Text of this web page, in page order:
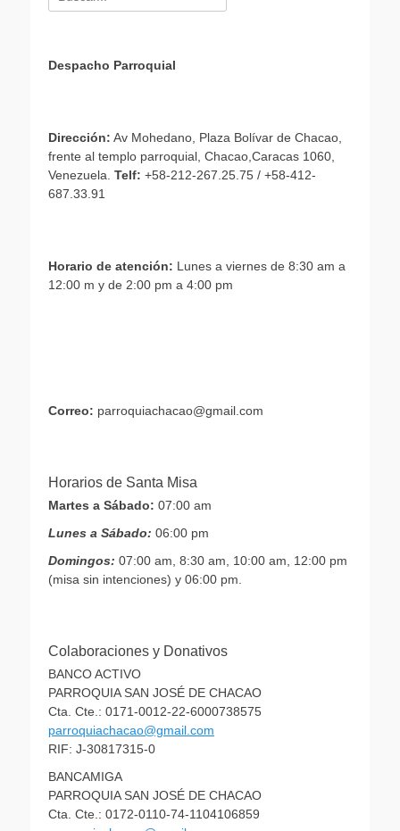
Despacho Parroquial
Dirección: Av Mohedano, Plaza Bolívar de Chacao,
frente al templo parroquial, Chacao,Caracas 1060,
Venezuela. Telf: +58-212-267.25.75 / +58-412-
687.33.91
Horario de atención: Lunes a viernes de 8:30 am a
12:00 m y de 2:00 pm a 4:00 pm
Correo: parroquiachacao@gmail.com
Horarios de Santa Misa
Martes a Sábado: 07:00 am
Lunes a Sábado: 06:00 pm
Domingos: 07:00 am, 8:30 am, 10:00 am, 12:00 pm
(misa sin intenciones) y 06:00 pm.
Colaboraciones y Donativos
BANCO ACTIVO
PARROQUIA SAN JOSÉ DE CHACAO
Cta. Cte.: 0171-0012-22-6000738575
parroquiachacao@gmail.com
RIF: J-30817315-0
BANCAMIGA
PARROQUIA SAN JOSÉ DE CHACAO
Cta. Cte.: 0172-0110-74-1104106859